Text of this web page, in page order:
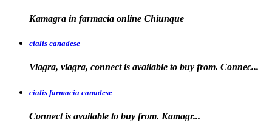
Kamagra in farmacia online Chiunque
cialis canadese
Viagra, viagra, connect is available to buy from. Connec...
cialis farmacia canadese
Connect is available to buy from. Kamagr...